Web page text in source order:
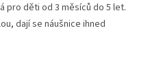
pro děti od 3 měsíců do 5 let.
dají se náušnice ihned